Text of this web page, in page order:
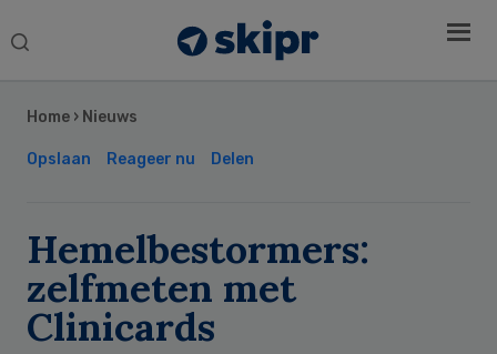
Search
Home › Nieuws
Opslaan Reageer nu Delen
Hemelbestormers:
zelfmeten met
Clinicards
Sidebar